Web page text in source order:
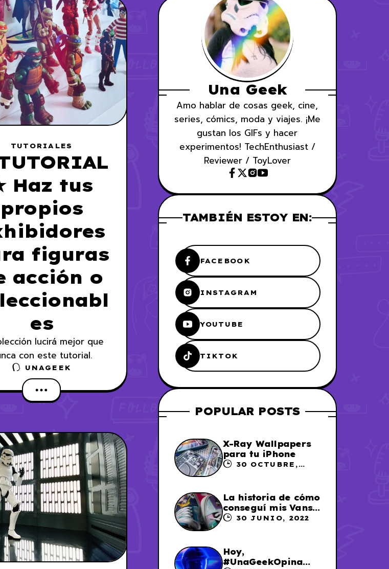
TUTORIALES
Haz tus
propios
figuras
acción o
es
lucirá mejor que
con este tutorial.
UNAGEEK
Una Geek
Amo hablar de cosas geek, cine,
series, cómics, moda y viajes. ¡Me
gustan los GIFs y hacer
experimentos! TechEnthusiast /
Reviewer / ToyLover
TAMBIÉN ESTOY EN:
FACEBOOK
INSTAGRAM
YOUTUBE
TIKTOK
POPULAR POSTS
X-Ray Wallpapers
para tu iPhone
30 OCTUBRE,
La historia de cómo
conseguí mis Vans
X Sailor Moon
30 JUNIO, 2022
Hoy,
#UnaGeekOpina